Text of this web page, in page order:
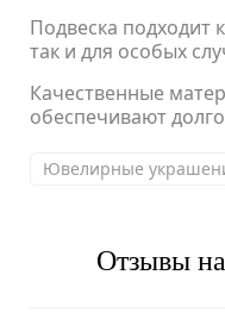
Подвеска подходит
так и для особых
Качественные
обеспечивают
Ювелирные
Отзывы